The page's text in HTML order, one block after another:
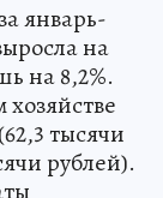
январь-
на
на 8,2%.
тысячи
рублей).